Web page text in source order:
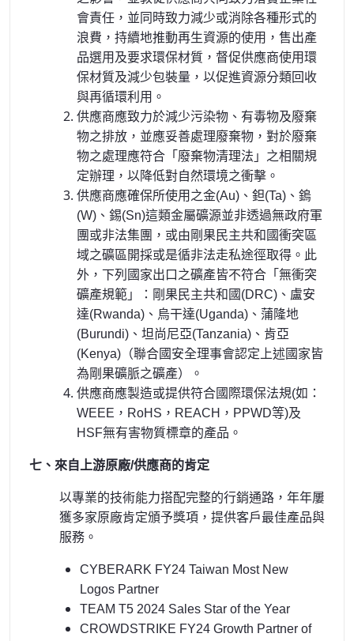
會責任，並同時致力減少或消除各種形式的
浪費，持續地推動再生資源的使用，售出產
品選用及要求環保材質，督促供應商使用環
保材質及減少包裝量，以促進資源分類回收
與再循環利用。
供應商應致力於減少污染物、有毒物及廢棄
物之排放，並應妥善處理廢棄物，對於廢棄
物之處理應符合「廢棄物清理法」之相關規
定辦理，以降低對自然環境之衝擊。
供應商應確保所使用之金(Au)、鉭(Ta)、鎢
(W)、錫(Sn)這類金屬礦源並非透過無政府軍
團或非法集團，或由剛果民主共和國衝突區
域之礦區開採或是循非法走私途徑取得。此
外，下列國家出口之礦產皆不符合「無衝突
礦產規範」：剛果民主共和國(DRC)、盧安
達(Rwanda)、烏干達(Uganda)、蒲隆地
(Burundi)、坦尚尼亞(Tanzania)、肯亞
(Kenya)（聯合國安全理事會認定上述國家皆
為剛果礦脈之礦產）。
供應商應製造或提供符合國際環保法規(如：
WEEE，RoHS，REACH，PPWD等)及
HSF無有害物質標章的產品。
七、來自上游原廠/供應商的肯定
以專業的技術能力搭配完整的行銷通路，年年屢
獲多家原廠肯定頒予獎項，提供客戶最佳產品與
服務。
CYBERARK FY24 Taiwan Most New
Logos Partner
TEAM T5 2024 Sales Star of the Year
CROWDSTRIKE FY24 Growth Partner of